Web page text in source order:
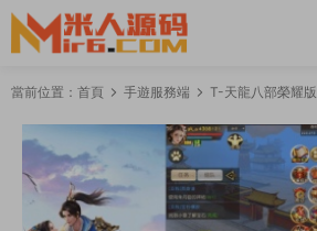
當前位置： 首頁 手遊服務端 T-天龍八部榮耀版